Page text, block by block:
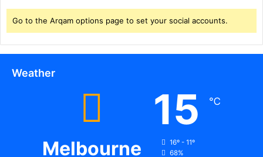
Go to the Arqam options page to set your social accounts.
Weather
Melbourne
15 ℃
16º - 11º
68%